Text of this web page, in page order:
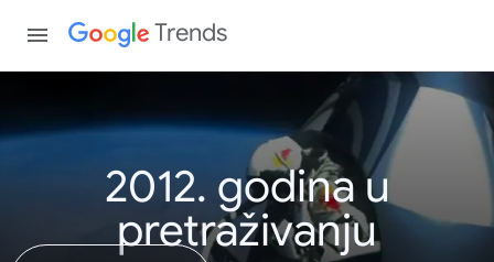
Trends
2012. godina u
pretraživanju